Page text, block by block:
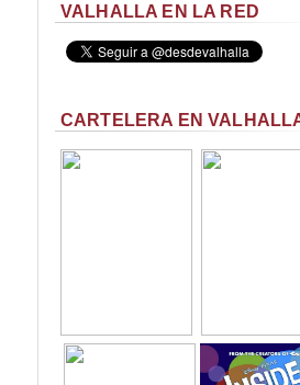
VALHALLA EN LA RED
CARTELERA EN